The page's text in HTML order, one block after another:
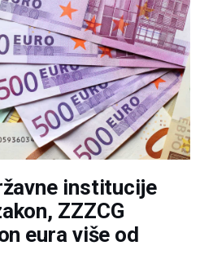
institucije
ZZZCG
eura više od